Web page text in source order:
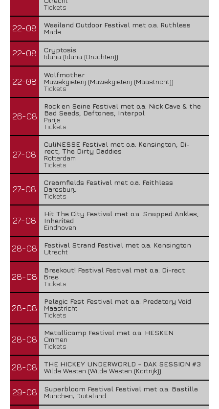
Tickets
22-08
Waailand Outdoor Festival met o.a. Ruthless
Made
22-08
Cryptosis
Iduna (Iduna (Drachten))
22-08
Wolfmother
Muziekgieterij (Muziekgieterij (Maastricht))
Tickets
26-08
Rock en Seine Festival met o.a. Nick Cave & the
Bad Seeds, Deftones, Interpol
Parijs
Tickets
27-08
CuliNESSE Festival met o.a. Kensington, Di-
rect, The Dirty Daddies
Rotterdam
Tickets
27-08
Creamfields Festival met o.a. Faithless
Daresbury
Tickets
27-08
Hit The City Festival met o.a. Snapped Ankles,
Inherited
Eindhoven
28-08
Festival Strand Festival met o.a. Kensington
Utrecht
28-08
Breekout! Festival Festival met o.a. Di-rect
Bree
Tickets
28-08
Pelagic Fest Festival met o.a. Predatory Void
Maastricht
Tickets
28-08
Metallicamp Festival met o.a. HESKEN
Ommen
Tickets
28-08
THE HICKEY UNDERWORLD - DAK SESSION #3
Wilde Westen (Wilde Westen (Kortrijk))
29-08
Superbloom Festival Festival met o.a. Bastille
Munchen, Duitsland